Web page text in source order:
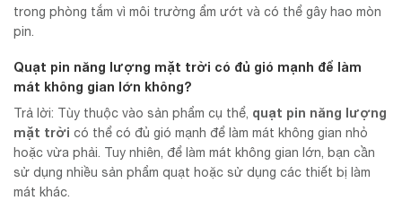
trong phòng tắm vì môi trường ẩm ướt và có thể gây hao mòn
pin.
Quạt pin năng lượng mặt trời có đủ gió mạnh để làm
mát không gian lớn không?
Trả lời: Tùy thuộc vào sản phẩm cụ thể, quạt pin năng lượng
mặt trời có thể có đủ gió mạnh để làm mát không gian nhỏ
hoặc vừa phải. Tuy nhiên, để làm mát không gian lớn, bạn cần
sử dụng nhiều sản phẩm quạt hoặc sử dụng các thiết bị làm
mát khác.